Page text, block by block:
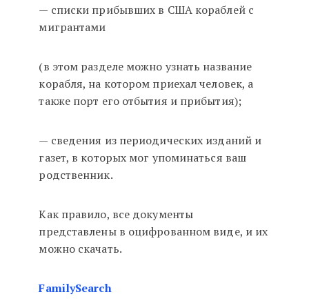
— списки прибывших в США кораблей с
мигрантами
(в этом разделе можно узнать название
корабля, на котором приехал человек, а
также порт его отбытия и прибытия);
— сведения из периодических изданий и
газет, в которых мог упоминаться ваш
родственник.
Как правило, все документы
представлены в оцифрованном виде, и их
можно скачать.
FamilySearch